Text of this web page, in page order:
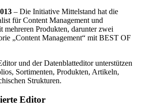
– Die Initiative Mittelstand hat die
für Content Management und
mehreren Produkten, darunter zwei
„Content Management“ mit BEST OF
und der Datenblatteditor unterstützen
Sortimenten, Produkten, Artikeln,
Strukturen.
Editor